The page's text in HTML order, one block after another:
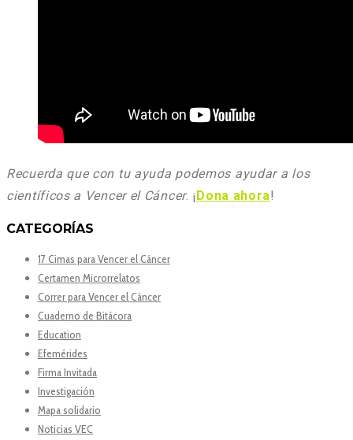
Recuerda que con tu ayuda podemos ayudar a los
científicos a Vencer el Cáncer. ¡Dona ahora!
CATEGORÍAS
17 Cimas para Vencer el Cáncer
Certamen Microrrelatos
Correr para Vencer el Cáncer
Cuaderno de Bitácora
Education
Efemérides
Firma Invitada
Investigación
Mapa solidario
Noticias VEC